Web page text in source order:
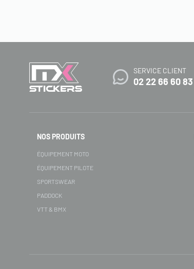
SERVICE CLIENT
02 22 66 60 83
NOS PRODUITS
ÉQUIPEMENT MOTO
ÉQUIPEMENT PILOTE
SPORTSWEAR
PADDOCK
VTT & BMX